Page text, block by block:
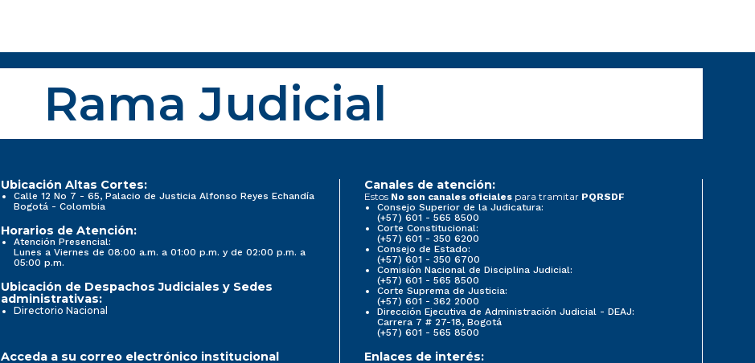
Rama Judicial
Ubicación Altas Cortes:
Calle 12 No 7 - 65, Palacio de Justicia Alfonso Reyes Echandía
Bogotá - Colombia
Horarios de Atención:
Atención Presencial:
Lunes a Viernes de 08:00 a.m. a 01:00 p.m. y de 02:00 p.m. a
05:00 p.m.
Ubicación de Despachos Judiciales y Sedes
administrativas:
Directorio Nacional
Canales de atención:
Estos No son canales oficiales para tramitar PQRSDF
Consejo Superior de la Judicatura:
(+57) 601 - 565 8500
Corte Constitucional:
(+57) 601 - 350 6200
Consejo de Estado:
(+57) 601 - 350 6700
Comisión Nacional de Disciplina Judicial:
(+57) 601 - 565 8500
Corte Suprema de Justicia:
(+57) 601 - 362 2000
Dirección Ejecutiva de Administración Judicial - DEAJ:
Carrera 7 # 27-18, Bogotá
(+57) 601 - 565 8500
Acceda a su correo electrónico institucional Enlaces de interés: